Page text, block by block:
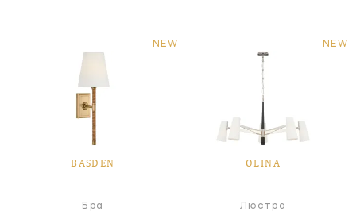
NEW
BASDEN
Бра
NEW
OLINA
Люстра